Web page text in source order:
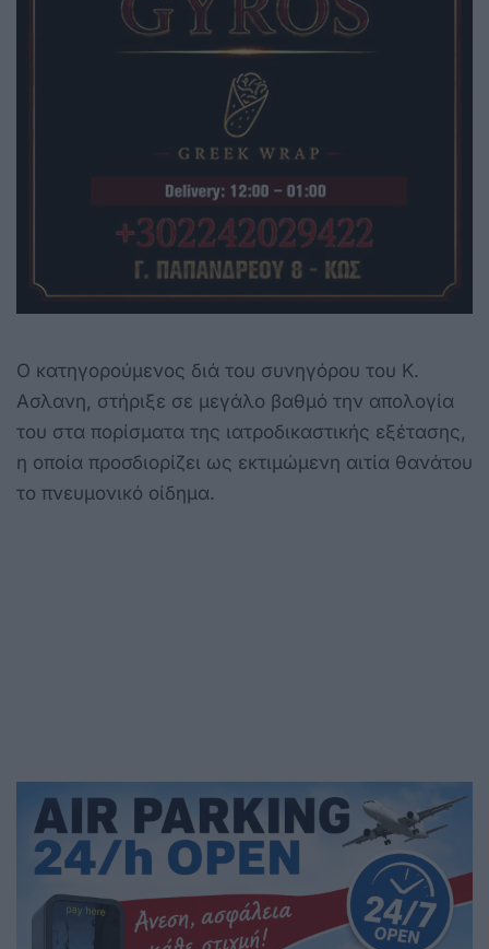
Ο κατηγορούμενος διά του συνηγόρου του Κ.
Ασλανη, στήριξε σε μεγάλο βαθμό την απολογία
του στα πορίσματα της ιατροδικαστικής εξέτασης,
η οποία προσδιορίζει ως εκτιμώμενη αιτία θανάτου
το πνευμονικό οίδημα.